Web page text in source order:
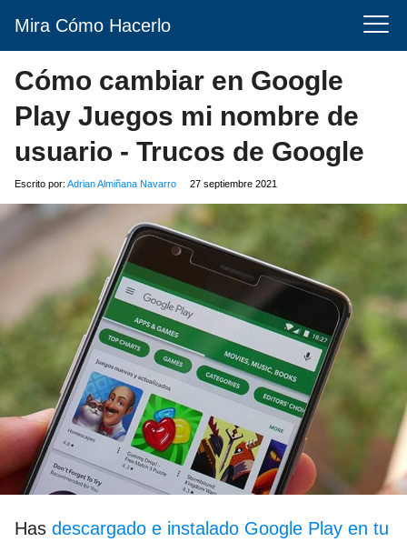
Mira Cómo Hacerlo
Cómo cambiar en Google
Play Juegos mi nombre de
usuario - Trucos de Google
Escrito por: Adrian Almiñana Navarro 27 septiembre 2021
Has descargado e instalado Google Play en tu